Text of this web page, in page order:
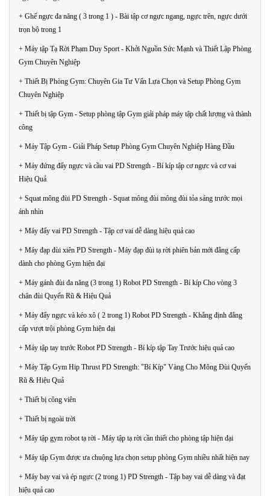
+ Ghế ngực đa năng ( 3 trong 1 ) - Bài tập cơ ngực ngang, ngực trên, ngực dưới
trọn bộ trong 1
+ Máy tập Tạ Rời Phạm Duy Sport - Khởi Nguồn Sức Mạnh và Thiết Lập Phòng
Gym Chuyên Nghiệp
+ Thiết Bị Phòng Gym: Chuyên Gia Tư Vấn Lựa Chọn và Setup Phòng Gym
Chuyên Nghiệp
+ Thiết bị tập Gym - Setup phòng tập Gym giải pháp máy tập chất lượng và thành
công
+ Máy Tập Gym - Giải Pháp Setup Phòng Gym Chuyên Nghiệp Hàng Đầu
+ Máy đứng đẩy ngực và cầu vai PD Strength - Bí kíp tập cơ ngực và cơ vai
Hiệu Quả
+ Squat mông đùi PD Strength - Squat mông đùi mông đùi tỏa sáng trước mọi
ánh nhìn
+ Máy đẩy vai PD Strength - Tập cơ vai dễ dàng hiệu quả cao
+ Máy đạp đùi xiên PD Strength - Máy đạp đùi tạ rời phiên bản mới đẳng cấp
dành cho phòng Gym hiện đại
+ Máy gánh đùi đa năng (3 trong 1) Robot PD Strength - Bí kíp Cho vòng 3
chân đùi Quyến Rũ & Hiệu Quả
+ Máy đẩy ngực và kéo xô ( 2 trong 1) Robot PD Strength - Khẳng định đẳng
cấp vượt trội phòng Gym hiện đại
+ Máy tập tay trước Robot PD Strength - Bí kíp tập Tay Trước hiệu quả cao
+ Máy Tập Gym Hip Thrust PD Strength: "Bí Kíp" Vàng Cho Mông Đùi Quyến
Rũ & Hiệu Quả
+ Thiết bị công viên
+ Thiết bị ngoài trời
+ Máy tập gym robot tạ rời - Máy tập tạ rời cần thiết cho phòng tập hiện đại
+ Máy tập Gym được ưa chuộng lựa chọn setup phòng Gym nhiều nhất hiện nay
+ Máy bay vai và ép ngực (2 trong 1) PD Strength - Tập bay vai dễ dàng và đạt
hiệu quả cao